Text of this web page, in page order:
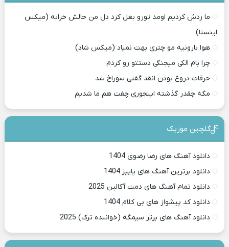
ما ردش کردیم اومد تورو بغل کرد دل من حالش خرابه (میکس
اینستا)
هوا بارونیه مو چتری بهت نمیاد (میکس شاد)
چرا بام الکی میجنگی دستتو رو کردم
حرفات دروغ بودن انقد گفتی سوراخ شد
مگه چقدر گذشته اینجوری چفت هم ما شدیم
گلچین موزیک
دانلود آهنگ های رضا رضوی 1404
دانلود برترین آهنگ های پاییز 1404
دانلود تمام آهنگ های دمت آکالین 2025
دانلود کد پیشواز های بی کلام 1404
دانلود آهنگ های برتر سیمگه (خواننده ترک) 2025